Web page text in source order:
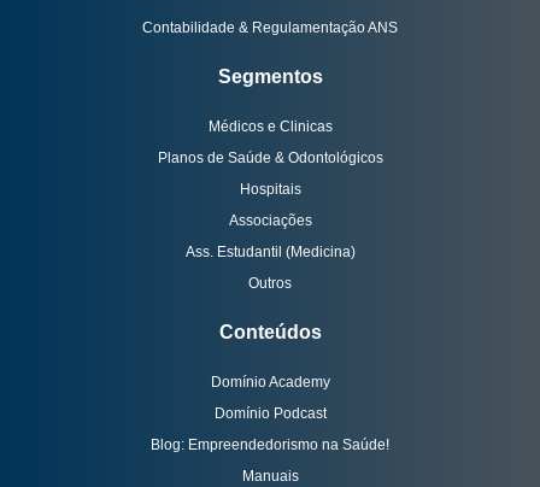
Contabilidade & Regulamentação ANS
Segmentos
Médicos e Clinicas
Planos de Saúde & Odontológicos
Hospitais
Associações
Ass. Estudantil (Medicina)
Outros
Conteúdos
Domínio Academy
Domínio Podcast
Blog: Empreendedorismo na Saúde!
Manuais